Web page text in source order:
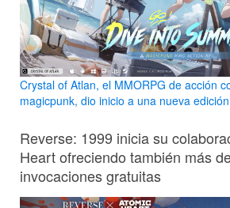
Crystal of Atlan, el MMORPG de acción
magicpunk, dio inicio a una nueva
Reverse: 1999 inicia su
Heart ofreciendo también más
invocaciones gratuitas